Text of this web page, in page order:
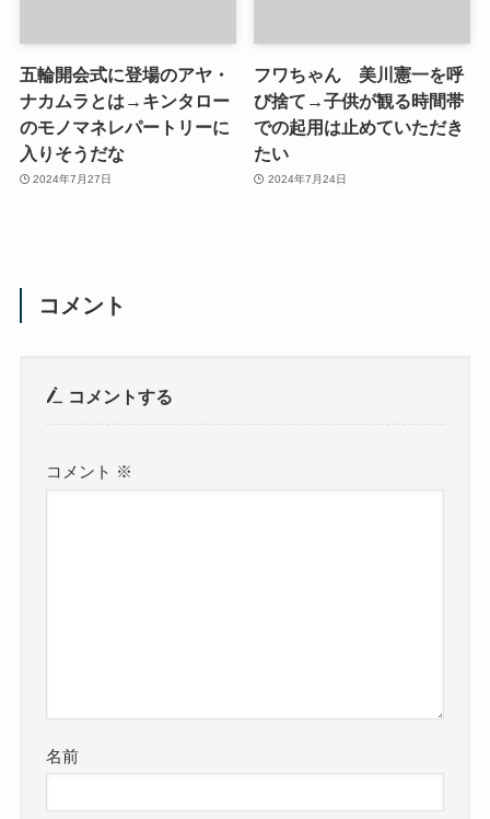
五輪開会式に登場のアヤ・
ナカムラとは→キンタロー
のモノマネレパートリーに
入りそうだな
2024年7月27日
フワちゃん 美川憲一を呼
び捨て→子供が観る時間帯
での起用は止めていただき
たい
2024年7月24日
コメント
コメントする
コメント ※
名前